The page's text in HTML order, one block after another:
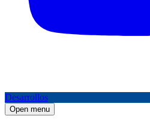
Desarrollos
Open menu